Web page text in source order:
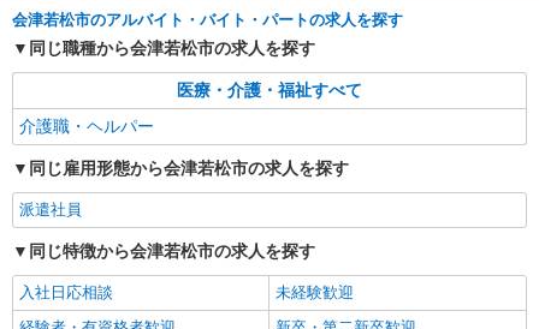
タイパ最強！希望の働き方が叶う有料住宅のス
タッフ★＠会津若松市
時給1350円〜2062円 ＜日払い有/週払い有/交
通費全支給(ガソリン代含む)＞
会津若松市 その他多数
キープ 詳細を見る
派遣社員
株式会社kotrio /●SD-H-1894998
＜会津若松市＞デイサービスSTAFF＊16時退
社もOK！子育て世代活躍中
会津若松市のアルバイト・バイト・パートの求人を探す
同じ職種から会津若松市の求人を探す
医療・介護・福祉すべて
介護職・ヘルパー
同じ雇用形態から会津若松市の求人を探す
派遣社員
同じ特徴から会津若松市の求人を探す
入社日応相談
未経験歓迎